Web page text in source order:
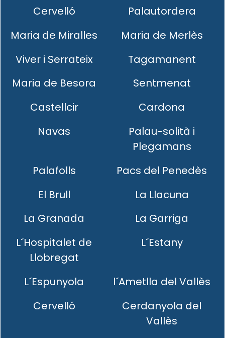
Cervelló
Palautordera
Maria de Miralles
Maria de Merlès
Viver i Serrateix
Tagamanent
Maria de Besora
Sentmenat
Castellcir
Cardona
Navas
Palau-solità i
Plegamans
Palafolls
Pacs del Penedès
El Brull
La Llacuna
La Granada
La Garriga
L´Hospitalet de
Llobregat
L´Estany
L´Espunyola
l´Ametlla del Vallès
Cervelló
Cerdanyola del
Vallès